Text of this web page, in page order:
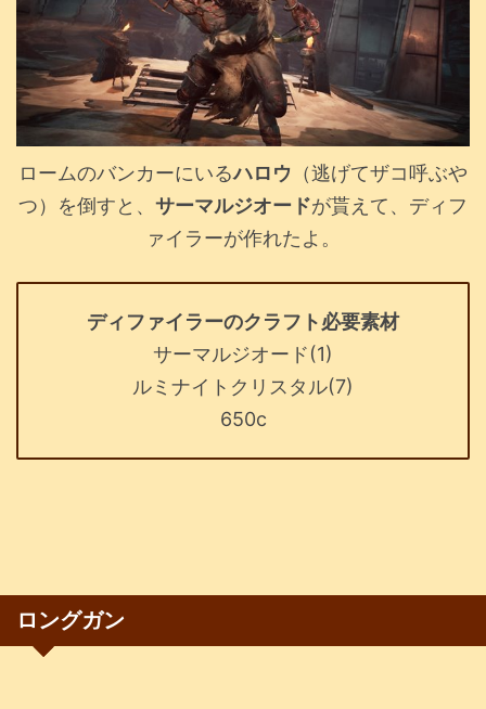
ロームのバンカーにいるハロウ （逃げてザコ呼ぶや
つ）を倒すと、 サーマルジオードが貰えて、ディフ
ァイラーが作れたよ。
ディファイラーのクラフト必要素材
サーマルジオード(1)
ルミナイトクリスタル(7)
650c
ロングガン